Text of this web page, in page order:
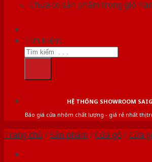
Chưa có sản phẩm trong giỏ
Tìm kiếm:
HỆ THỐNG SHOWROOM
Báo giá cửa nhôm chất lượng - giá rẻ nhất thị
Trang chủ /Sản phẩm /Cửa gỗ /Cửa